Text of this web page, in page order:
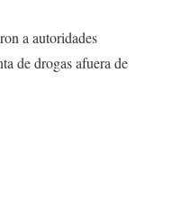
a autoridades
de drogas afuera de